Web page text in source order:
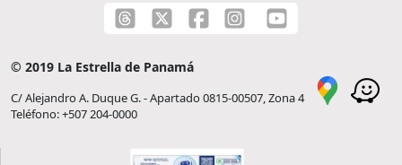
© 2019 La Estrella de Panamá
C/ Alejandro A. Duque G. - Apartado 0815-00507, Zona 4
Teléfono: +507 204-0000